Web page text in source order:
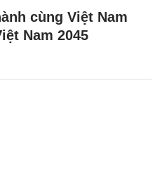
cùng Việt Nam
Nam 2045